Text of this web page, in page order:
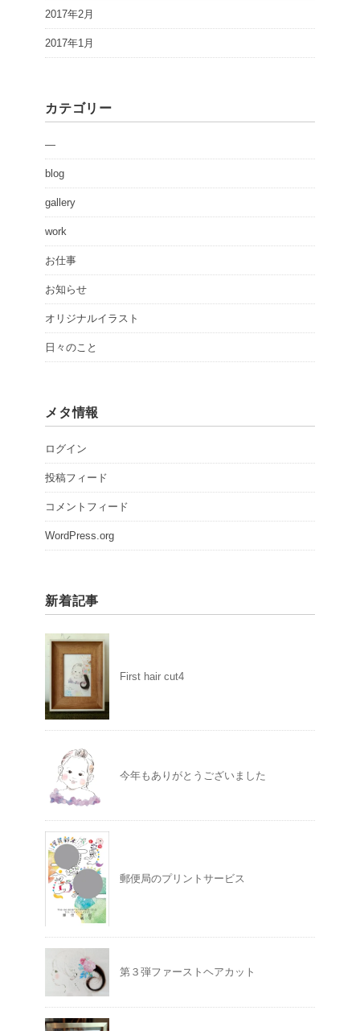
2017年2月
2017年1月
カテゴリー
—
blog
gallery
work
お仕事
お知らせ
オリジナルイラスト
日々のこと
メタ情報
ログイン
投稿フィード
コメントフィード
WordPress.org
新着記事
First hair cut4
今年もありがとうございました
郵便局のプリントサービス
第３弾ファーストヘアカット